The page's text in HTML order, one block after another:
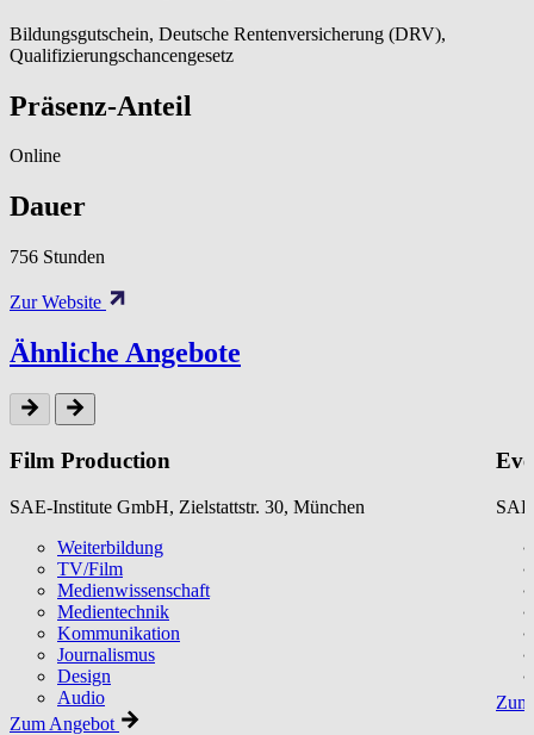
Bildungsgutschein, Deutsche Rentenversicherung (DRV),
Qualifizierungschancengesetz
Präsenz-Anteil
Online
Dauer
756 Stunden
Zur Website
Ähnliche Angebote
Film Production
SAE-Institute GmbH, Zielstattstr. 30, München
Weiterbildung
TV/Film
Medienwissenschaft
Medientechnik
Kommunikation
Journalismus
Design
Audio
Zum Angebot